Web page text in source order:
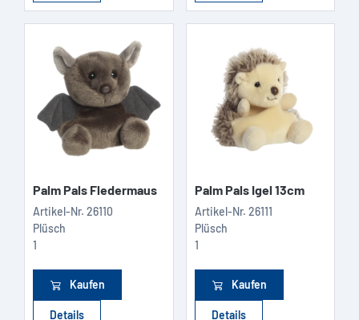
Palm Pals Fledermaus
Artikel-Nr. 26110
Plüsch
1
Kaufen
Details
Palm Pals Igel 13cm
Artikel-Nr. 26111
Plüsch
1
Kaufen
Details